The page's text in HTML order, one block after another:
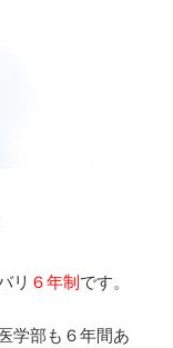
リ ６年制です。
学部も６年間あ